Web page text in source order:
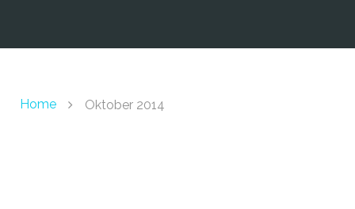
Home Oktober 2014